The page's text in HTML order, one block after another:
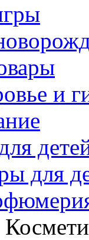
и
для